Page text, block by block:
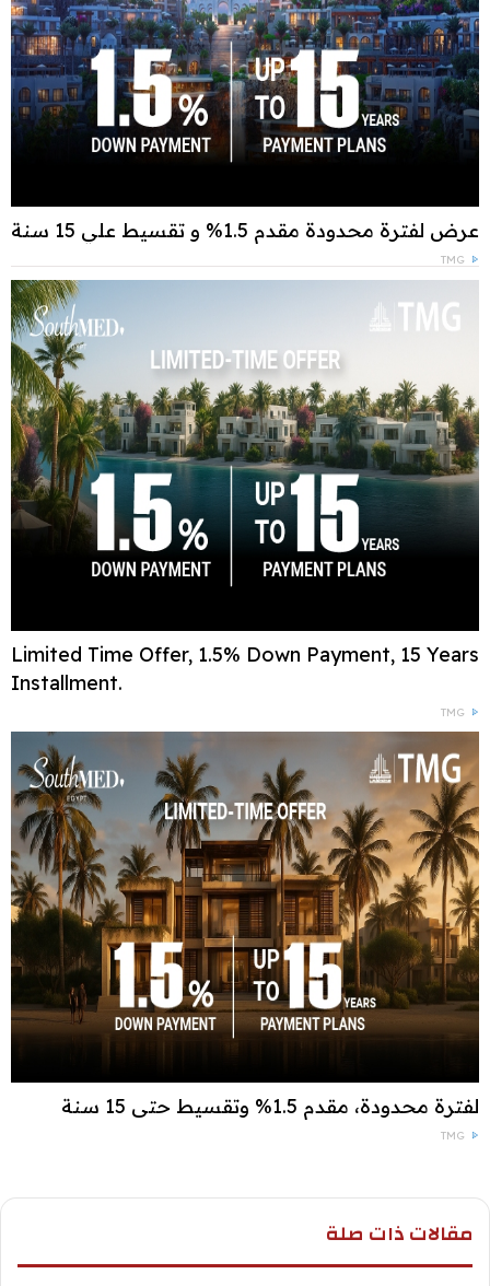
عرض لفترة محدودة مقدم 1.5% و تقسيط علي 15 سنة
TMG
Limited Time Offer, 1.5% Down Payment, 15 Years
Installment.
TMG
لفترة محدودة، مقدم 1.5% وتقسيط حتى 15 سنة
TMG
مقالات ذات صلة